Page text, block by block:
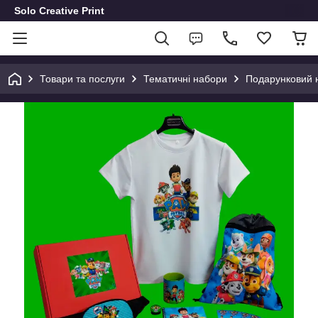
Solo Creative Print
Товари та послуги Тематичні набори Подарунковий